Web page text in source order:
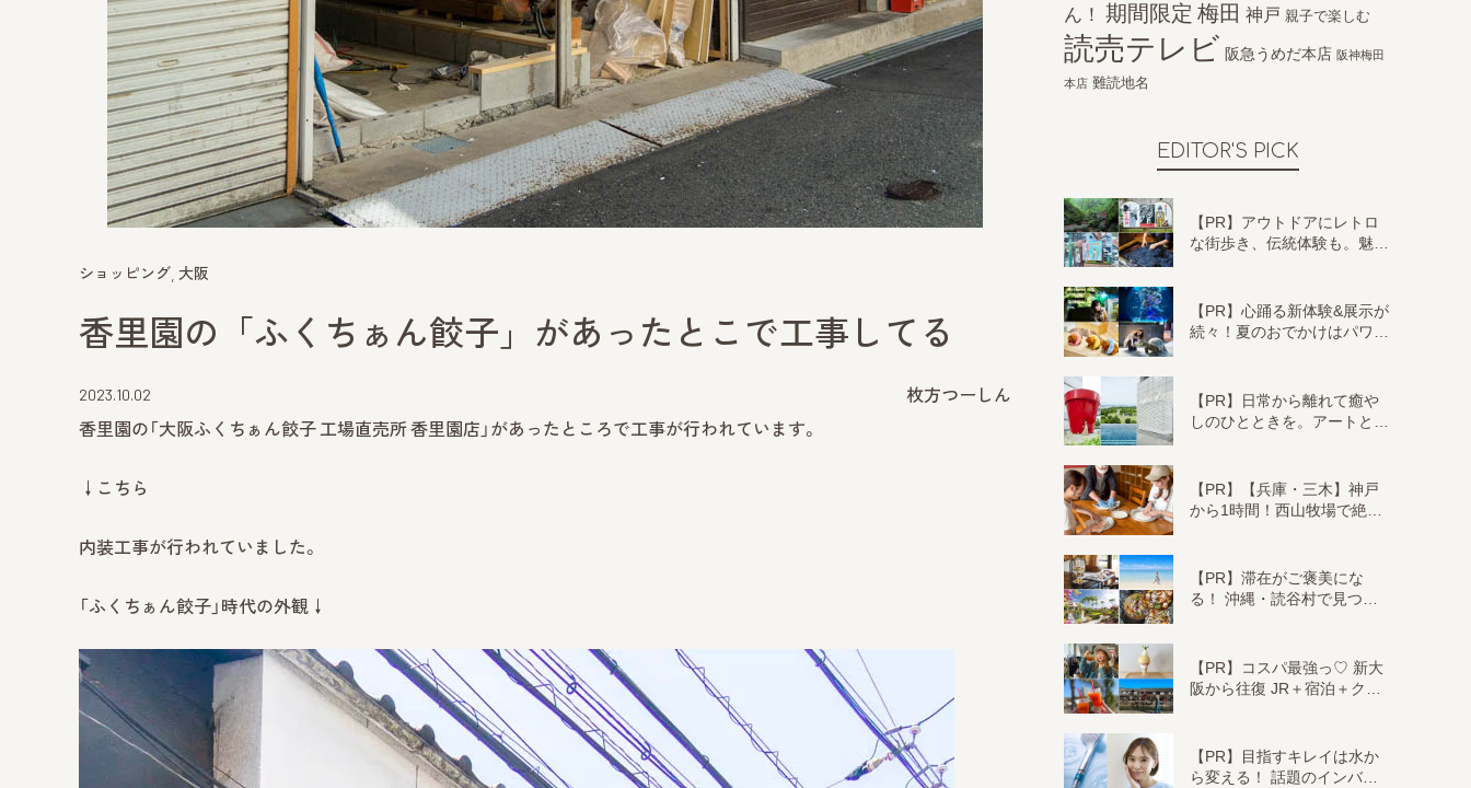
ショッピング 大阪
香里園の「ふくちぁん餃子」があったとこで工事してる
2023.10.02
枚方つーしん
香里園の「大阪ふくちぁん餃子 工場直売所 香里園店」があったところで工事が行われています。
↓こちら
内装工事が行われていました。
「ふくちぁん餃子」時代の外観↓
ん！ 期間限定 梅田 神戸 親子で楽しむ
読売テレビ 阪急うめだ本店 阪神梅田
本店 難読地名
EDITOR'S PICK
【PR】アウトドアにレトロ
な街歩き、伝統体験も。魅…
【PR】心踊る新体験&展示が
続々！夏のおでかけはパワ…
【PR】日常から離れて癒や
しのひとときを。アートと…
【PR】【兵庫・三木】神戸
から1時間！西山牧場で絶…
【PR】滞在がご褒美にな
る！ 沖縄・読谷村で見つ…
【PR】コスパ最強っ♡ 新大
阪から往復 JR＋宿泊＋ク…
【PR】目指すキレイは水か
ら変える！ 話題のインバ…